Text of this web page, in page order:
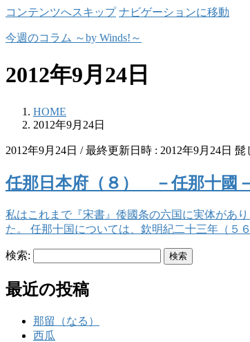
コンテンツへスキップ ナビゲーションに移動
今週のコラム ～by Winds!～
2012年9月24日
HOME
2012年9月24日
2012年9月24日 / 最終更新日時 : 2012年9月24日 髭
任那日本府（８） －任那十國－
私はこれまで『宋書』倭國条の六国に実体があ
た。 任那十国については、欽明紀二十三年（５
検索:
最近の投稿
那留（なる）
西瓜